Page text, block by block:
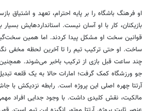
او فرهنگ باشگاه را بر پایه احترام، تعهد و اشتیاق
بازیکنان، کار با او آسان نیست. استانداردهایش
قوانین سخت او مشکل پیدا کردند. اما همین
ساخت. او حتی ترکیب تیم را تا آخرین لحظه مخفی نگه
چند ساعت قبل بازی از ترکیب باخبر می‌شوند.
جو ورزشگاه کمک گرفت؛ امارات حالا به یک قلعه
آرتتا چهره اصلی این پروژه است. رابطه نزدیکش با
مالکیت، نقش کلیدی داشت. با وجود جدایی افراد